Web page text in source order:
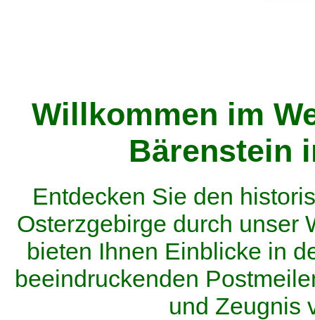
Willkommen im
Bärenstein
Entdecken Sie den
Osterzgebirge durch unser
bieten Ihnen Einblicke in
beeindruckenden
und Zeugnis